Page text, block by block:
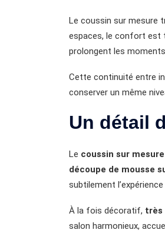
Le coussin sur mesure
espaces, le confort est
prolongent les
Cette continuité entre
conserver un même
Un détail
Le coussin sur mesure
découpe de mousse
subtilement l’expérience
À la fois décoratif, très
salon harmonieux,